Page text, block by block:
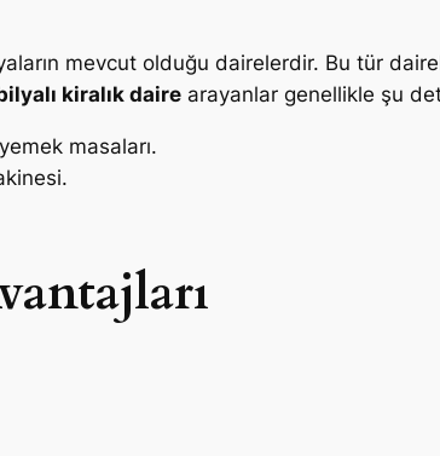
mevcut olduğu dairelerdir. Bu tür
kiralık daire arayanlar genellikle şu
masaları.